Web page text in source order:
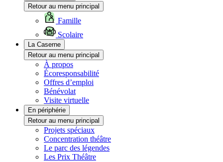
Retour au menu principal
Famille
Scolaire
La Caserne
Retour au menu principal
À propos
Écoresponsabilité
Offres d’emploi
Bénévolat
Visite virtuelle
En périphérie
Retour au menu principal
Projets spéciaux
Concentration théâtre
Le parc des légendes
Les Prix Théâtre